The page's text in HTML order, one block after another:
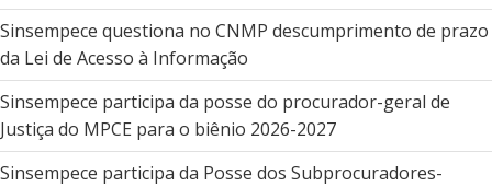
Sinsempece questiona no CNMP descumprimento de prazo
da Lei de Acesso à Informação
Sinsempece participa da posse do procurador-geral de
Justiça do MPCE para o biênio 2026-2027
Sinsempece participa da Posse dos Subprocuradores-